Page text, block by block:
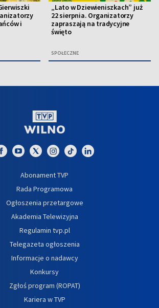
i
„Lato w Dziewieniszkach” już
22 sierpnia. Organizatorzy
zapraszają na tradycyjne
święto
SPOŁECZNE
Abonament TVP
Rada Programowa
Ogłoszenia przetargowe
Akademia Telewizyjna
Regulamin tvp.pl
Telegazeta ogłoszenia
Informacje o nadawcy
Konkursy
Zgłoś program (ROPAT)
Kariera w TVP